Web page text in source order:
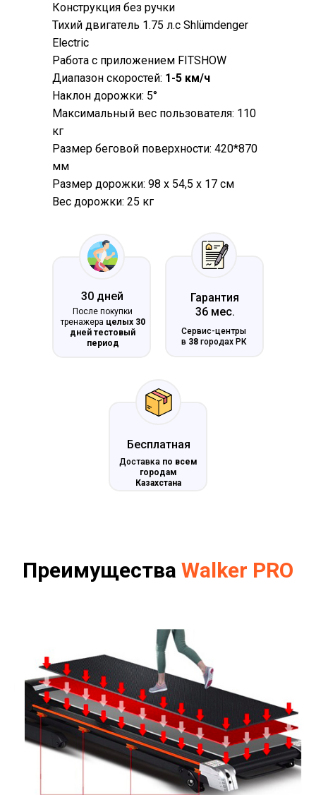
Конструкция без ручки
Тихий двигатель 1.75 л.с Shlümdenger
Electric
Работа с приложением FITSHOW
Диапазон скоростей: 1-5 км/ч
Наклон дорожки: 5°
Максимальный вес пользователя: 110
кг
Размер беговой поверхности: 420*870
мм
Размер дорожки: 98 х 54,5 х 17 см
Вес дорожки: 25 кг
30 дней
После покупки
тренажера целых 30
дней тестовый
период
Гарантия
36 мес.
Сервис-центры
в 38 городах РК
Бесплатная
Доставка по всем
городам
Казахстана
Преимущества Walker PRO